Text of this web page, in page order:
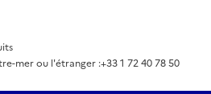
mer ou l'étranger :+33 1 72 40 78 50